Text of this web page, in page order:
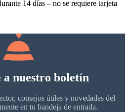
14 días – no se requiere tarjeta
a nuestro boletín
consejos útiles y novedades del
en tu bandeja de entrada.